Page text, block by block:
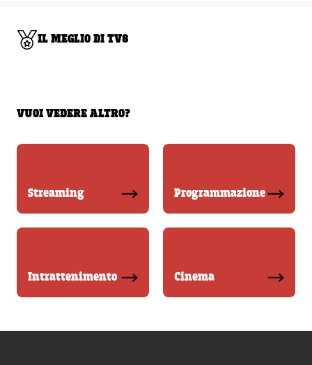
IL MEGLIO DI TV8
VUOI VEDERE ALTRO?
Streaming Programmazione
Intrattenimento Cinema